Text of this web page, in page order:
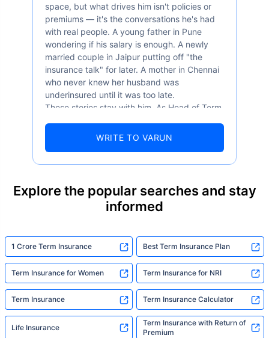
space, but what drives him isn't policies or
premiums — it's the conversations he's had
with real people. A young father in Pune
wondering if his salary is enough. A newly
married couple in Jaipur putting off "the
insurance talk" for later. A mother in Chennai
who never knew her husband was
underinsured until it was too late.
These stories stay with him. As Head of Term
numbers well — 52.4% of Indians are aware
statistic, he sees a family that just needed
someone to sit with them, explain it simply,
built to do. In his words, "Most people aren't
avoiding protection — they're just waiting for
someone to make it easy. That's what we're
here for."
WRITE TO VARUN
Explore the popular searches and stay
informed
1 Crore Term Insurance Best Term Insurance Plan
Term Insurance for Women Term Insurance for NRI
Term Insurance Term Insurance Calculator
Life Insurance
Term Insurance with Return of
Premium